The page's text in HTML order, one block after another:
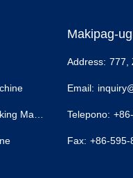
Makipag-
Address: 777,
Email:
Telepono:
Fax: +86-595-